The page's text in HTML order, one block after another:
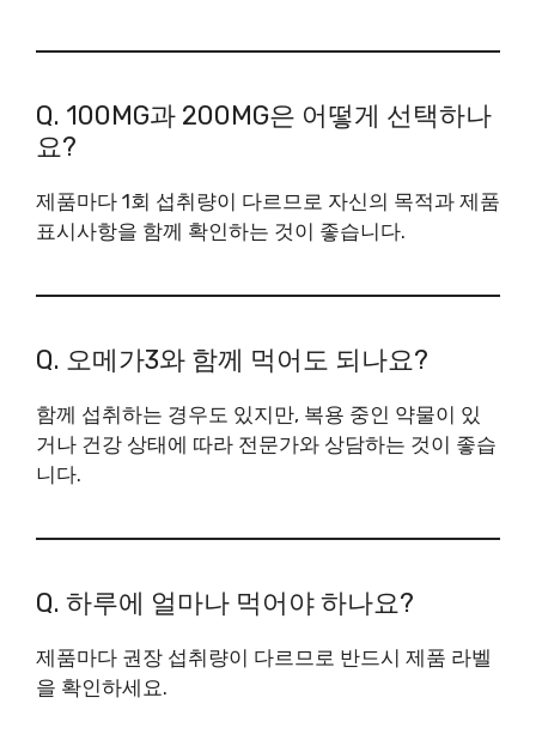
Q. 100MG과 200MG은 어떻게 선택하나
요?
제품마다 1회 섭취량이 다르므로 자신의 목적과 제품
표시사항을 함께 확인하는 것이 좋습니다.
Q. 오메가3와 함께 먹어도 되나요?
함께 섭취하는 경우도 있지만, 복용 중인 약물이 있
거나 건강 상태에 따라 전문가와 상담하는 것이 좋습
니다.
Q. 하루에 얼마나 먹어야 하나요?
제품마다 권장 섭취량이 다르므로 반드시 제품 라벨
을 확인하세요.